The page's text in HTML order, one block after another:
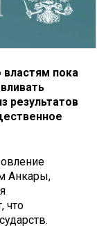
пока
результатов
Анкары,
что